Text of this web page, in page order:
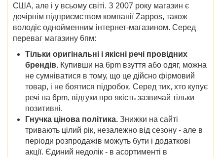
США, але і у всьому світі. З 2007 року магазин є
дочірнім підприємством компанії Zappos, також
володіє однойменним інтернет-магазином. Серед
переваг магазину 6пм:
Тільки оригінальні і якісні речі провідних
брендів. Купивши на 6pm взуття або одяг, можна
не сумніватися в тому, що це дійсно фірмовий
товар, і не боятися підробок. Серед тих, хто купує
речі на 6pm, відгуки про якість зазвичай тільки
позитивні.
Гнучка цінова політика. Знижки на сайті
тривають цілий рік, незалежно від сезону - але в
періоди розпродажів можуть бути і додаткові
акції. Єдиний недолік - в асортименті в